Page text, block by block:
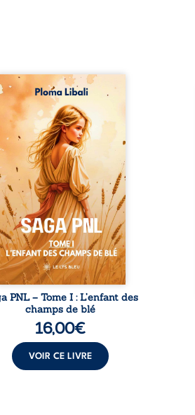
les champs
vibraient sous le
et les enfants couraient
les blés. Puis la couronne
le genou, livrant son
à l’ombre d’Ivorny. À
Luwel aurait pu
dans les ruines de
destin ; pourtant, sous les
d’un temple oublié, des
lui tendirent la main.
eux, Atos, général sans
trône mais habité par ...
PNL – Tome I : L’enfant des
champs de blé
16,00€
VOIR CE LIVRE